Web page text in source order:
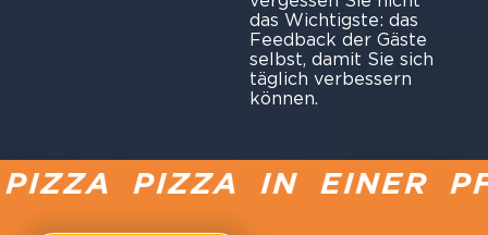
das Wichtigste: das
Feedback der Gäste
selbst, damit Sie sich
täglich verbessern
können.
PIZZA IN EINER